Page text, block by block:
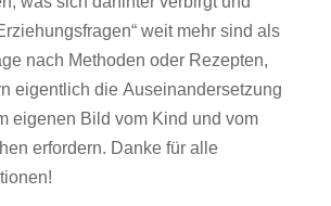
weit mehr sind als
nach Methoden oder Rezepten,
eigentlich die Auseinandersetzung
eigenen Bild vom Kind und vom
erfordern. Danke für alle